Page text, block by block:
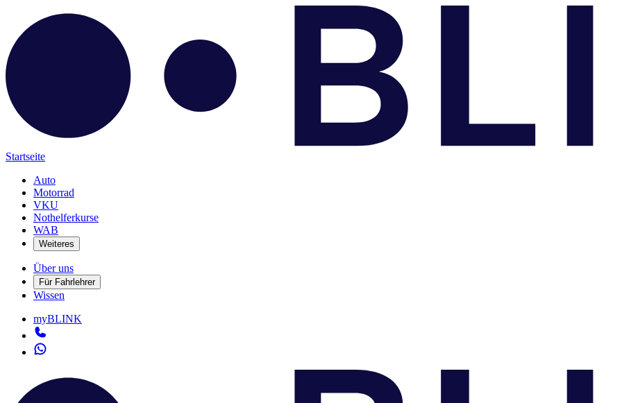
Startseite
Auto
Motorrad
VKU
Nothelferkurse
WAB
Weiteres
Über uns
Für Fahrlehrer
Wissen
myBLINK